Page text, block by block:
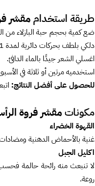
طريقة استخدام مقشر
ضع كمية بحجم حبة البازلاء من
دلكي بلطف بحركات دائرية لمدة 1-2 دقيقة.
اغسلي الشعر جيدًا بالماء الدافئ.
استخدميه مرتين أو ثلاثة في
للحصول على أفضل النتائج:
مكوناتمقشر فروة
القهوة الخضراء
غنية بالأحماض الدهنية
اكليل الجبل
لا تنبعث منه رائحة حالمة فحسب
روعة.